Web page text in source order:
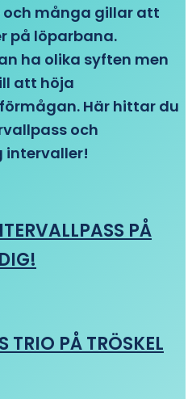
och många gillar att
på löparbana.
ha olika syften men
att höja
Här hittar du
och
intervaller!
PÅ
TRIO PÅ TRÖSKEL